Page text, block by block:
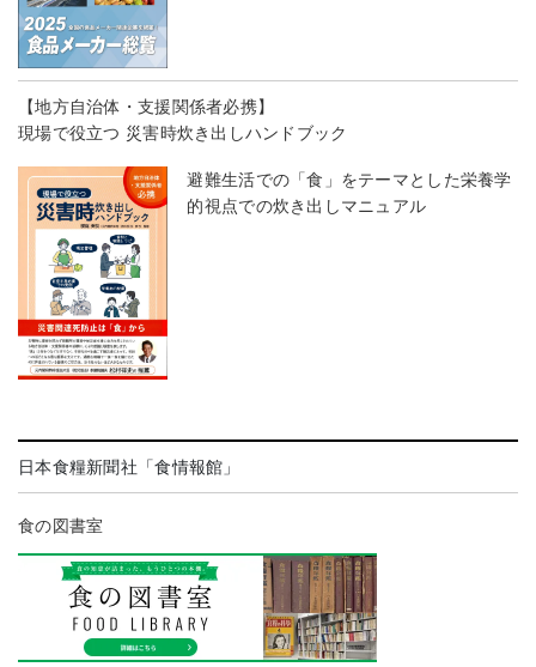
【地方自治体・支援関係者必携】
現場で役立つ 災害時炊き出しハンドブック
避難生活での「食」をテーマとした栄養学
的視点での炊き出しマニュアル
日本食糧新聞社「食情報館」
食の図書室